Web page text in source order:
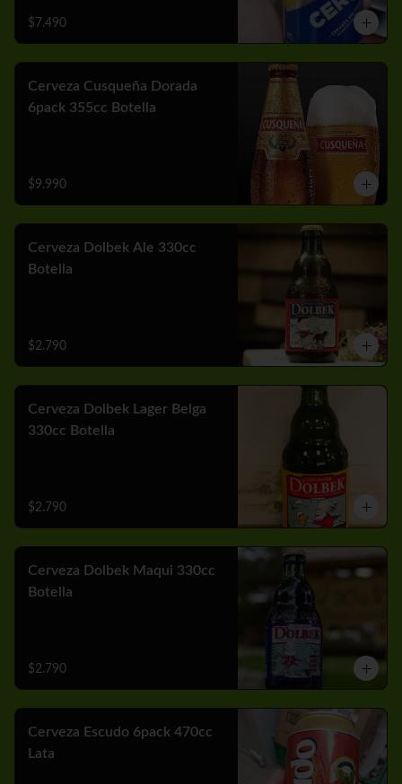
$7.490
Cerveza Cusqueña Dorada
6pack 355cc Botella
$9.990
Cerveza Dolbek Ale 330cc
Botella
$2.790
Cerveza Dolbek Lager Belga
330cc Botella
$2.790
Cerveza Dolbek Maqui 330cc
Botella
$2.790
Cerveza Escudo 6pack 470cc
Lata